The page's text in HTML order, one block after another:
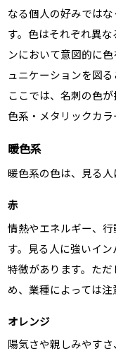
なる個人の好みでは
す。色はそれぞれ異
ンにおいて意図的に
ュニケーションを図る
ここでは、名刺の色
色系・メタリックカラ
暖色系
暖色系の色は、見る人
赤
情熱やエネルギー、
す。見る人に強いイ
特徴があります。た
め、業種によっては注
オレンジ
陽気さや親しみやす